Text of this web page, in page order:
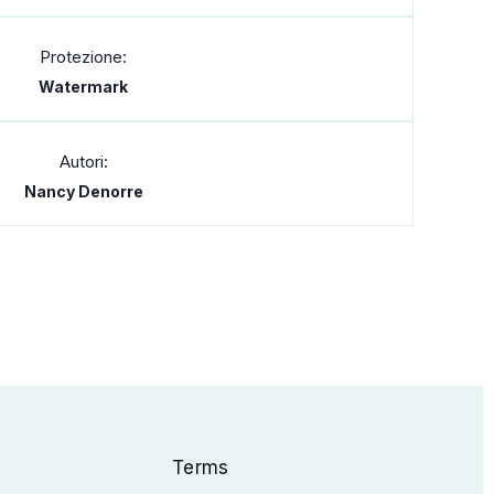
Protezione:
Watermark
Autori:
Nancy Denorre
Terms